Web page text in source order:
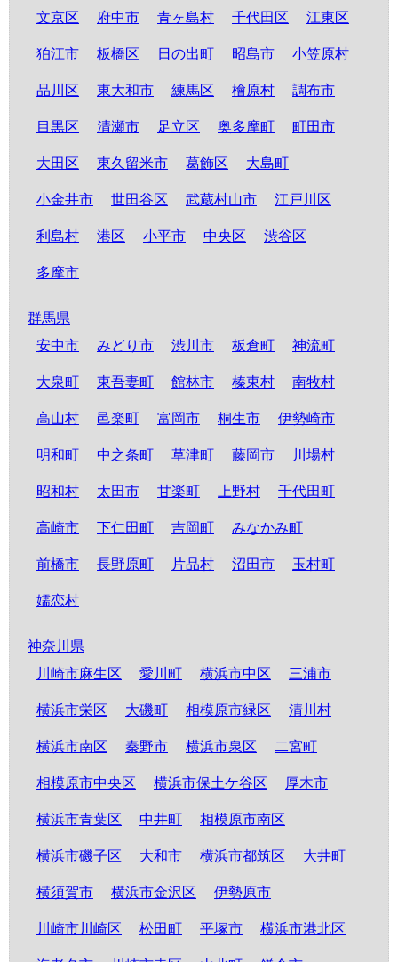
文京区 府中市 青ヶ島村 千代田区 江東区
狛江市 板橋区 日の出町 昭島市 小笠原村
品川区 東大和市 練馬区 檜原村 調布市
目黒区 清瀬市 足立区 奥多摩町 町田市
大田区 東久留米市 葛飾区 大島町
小金井市 世田谷区 武蔵村山市 江戸川区
利島村 港区 小平市 中央区 渋谷区
多摩市
群馬県
安中市
みどり市 渋川市 板倉町 神流町
大泉町 東吾妻町 館林市 榛東村 南牧村
高山村 邑楽町 富岡市 桐生市 伊勢崎市
明和町 中之条町 草津町 藤岡市 川場村
昭和村 太田市 甘楽町 上野村 千代田町
高崎市 下仁田町 吉岡町 みなかみ町
前橋市 長野原町 片品村 沼田市 玉村町
嬬恋村
神奈川県
川崎市麻生区
愛川町 横浜市中区 三浦市
横浜市栄区 大磯町 相模原市緑区 清川村
横浜市南区 秦野市 横浜市泉区 二宮町
相模原市中央区 横浜市保土ケ谷区 厚木市
横浜市青葉区 中井町 相模原市南区
横浜市磯子区 大和市 横浜市都筑区 大井町
横須賀市 横浜市金沢区 伊勢原市
川崎市川崎区 松田町 平塚市 横浜市港北区